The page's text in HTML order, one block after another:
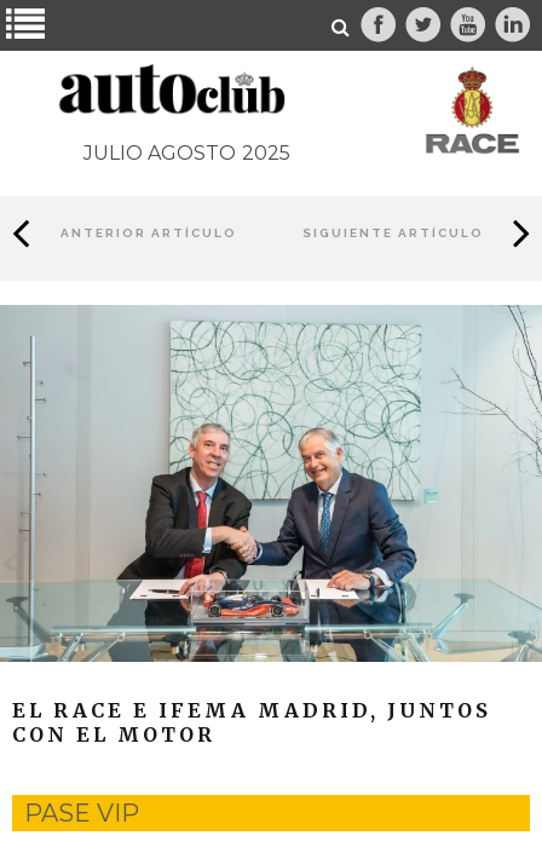
JULIO AGOSTO 2025
ANTERIOR ARTÍCULO SIGUIENTE ARTÍCULO
EL RACE E IFEMA MADRID, JUNTOS
CON EL MOTOR
PASE VIP